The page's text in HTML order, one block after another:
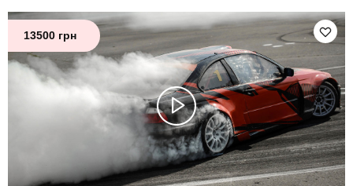
13500 грн